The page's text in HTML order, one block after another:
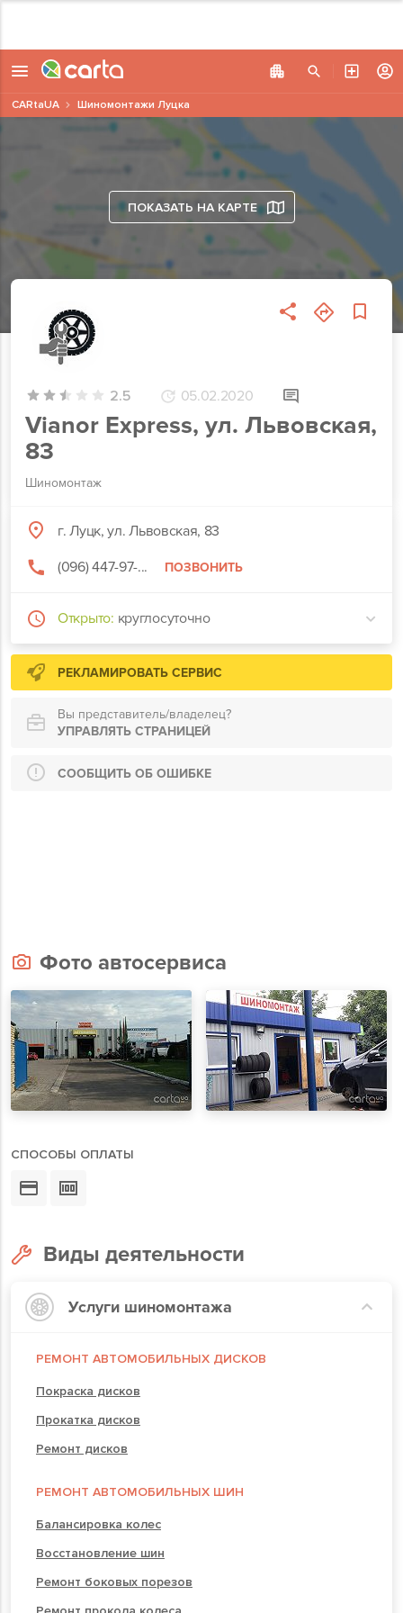
ПОКАЗАТЬ НА КАРТЕ
2.5 05.02.2020
Vianor Express, ул. Львовская,
83
Шиномонтаж
г. Луцк, ул. Львовская, 83
(096) 447-97-...
ПОЗВОНИТЬ
Открыто: круглосуточно
РЕКЛАМИРОВАТЬ СЕРВИС
Вы представитель/владелец?
УПРАВЛЯТЬ СТРАНИЦЕЙ
СООБЩИТЬ ОБ ОШИБКЕ
CARtaUA Шиномонтажи Луцка
Фото автосервиса
СПОСОБЫ ОПЛАТЫ
Виды деятельности
Услуги шиномонтажа
РЕМОНТ АВТОМОБИЛЬНЫХ ДИСКОВ
Покраска дисков
Прокатка дисков
Ремонт дисков
РЕМОНТ АВТОМОБИЛЬНЫХ ШИН
Балансировка колес
Восстановление шин
Ремонт боковых порезов